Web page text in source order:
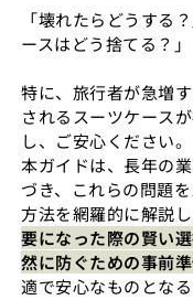
「壊れたらどうする
ースはどう捨てる？」
特に、旅行者が急増
されるスーツケース
し、ご安心ください。
本ガイドは、長年の
づき、これらの問題
方法を網羅的に解説し
要になった際の賢い
然に防ぐための事前
適で安心なものとな